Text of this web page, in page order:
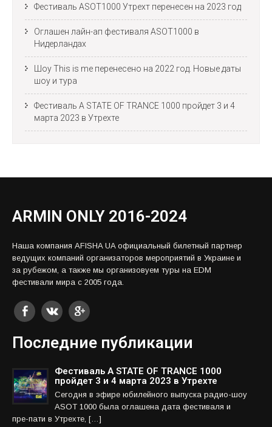
Фестиваль ASOT1000 Утрехт перенесен на 2023 год
Оглашен лайн-ап фестиваля ASOT1000 в
Нидерландах
Шоу This is me перенесено на 2022 год. Новые даты
шоу и тура
Фестиваль A STATE OF TRANCE 1000 пройдет 3 и 4
марта 2023 в Утрехте
ARMIN ONLY 2016-2024
Наша компания AFISHA UA официальный билетный партнер
ведущих компаний организаторов мероприятий в Украине и
за рубежом, а также мы организовуем туры на EDM
фестивали мира с 2005 года.
Последние публикации
Фестиваль A STATE OF TRANCE 1000
пройдет 3 и 4 марта 2023 в Утрехте
Сегодня в эфире юбилейного выпуска радио-шоу
ASOT 1000 была оглашена дата фестиваля и
пре-пати в Утрехте, […]